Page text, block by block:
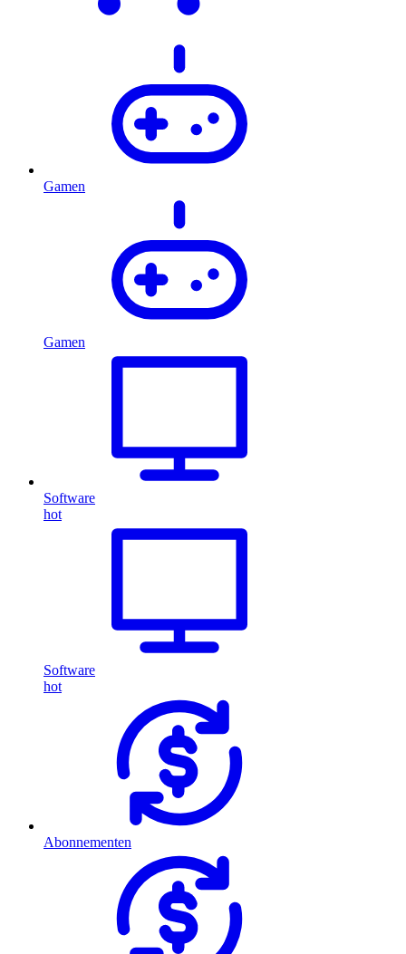
Gamen
Gamen
Software
hot
Software
hot
Abonnementen